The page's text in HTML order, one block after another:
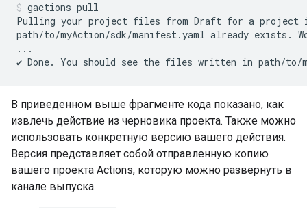
gactions pull
Pulling your project files from Draft for a project
path/to/myAction/sdk/manifest.yaml already
...
В приведенном выше фрагменте кода показано, как
извлечь действие из черновика проекта. Также можно
использовать конкретную версию вашего действия.
Версия представляет собой отправленную копию
вашего проекта Actions, которую можно развернуть в
канале выпуска.